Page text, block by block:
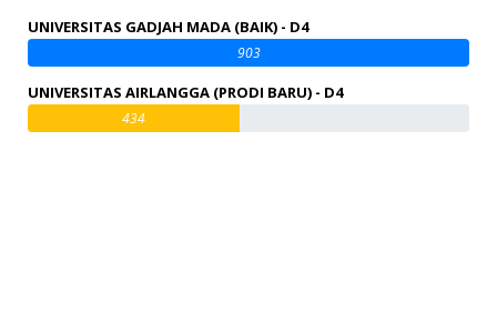
UNIVERSITAS GADJAH MADA (BAIK) - D4
903
UNIVERSITAS AIRLANGGA (PRODI BARU) - D4
434